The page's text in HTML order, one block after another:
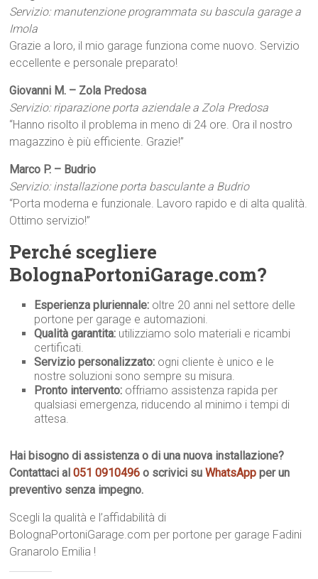
Servizio: manutenzione programmata su bascula garage a
Imola
Grazie a loro, il mio garage funziona come nuovo. Servizio
eccellente e personale preparato!
Giovanni M. – Zola Predosa
Servizio: riparazione porta aziendale a Zola Predosa
“Hanno risolto il problema in meno di 24 ore. Ora il nostro
magazzino è più efficiente. Grazie!”
Marco P. – Budrio
Servizio: installazione porta basculante a Budrio
“Porta moderna e funzionale. Lavoro rapido e di alta qualità.
Ottimo servizio!”
Perché scegliere
BolognaPortoniGarage.com?
Esperienza pluriennale: oltre 20 anni nel settore delle
portone per garage e automazioni.
Qualità garantita: utilizziamo solo materiali e ricambi
certificati.
Servizio personalizzato: ogni cliente è unico e le
nostre soluzioni sono sempre su misura.
Pronto intervento: offriamo assistenza rapida per
qualsiasi emergenza, riducendo al minimo i tempi di
attesa.
Hai bisogno di assistenza o di una nuova installazione?
Contattaci al051 0910496 o scrivici suWhatsApp per un
preventivo senza impegno.
Scegli la qualità e l’affidabilità di
BolognaPortoniGarage.com per portone per garage Fadini
Granarolo Emilia !